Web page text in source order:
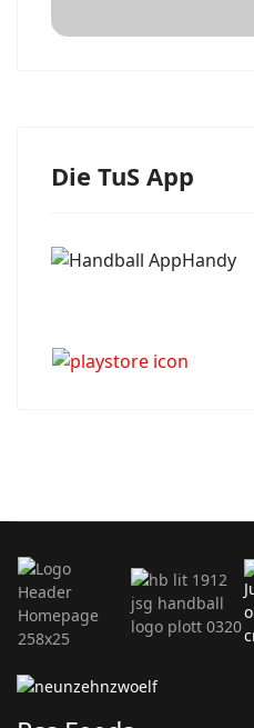
Die TuS App